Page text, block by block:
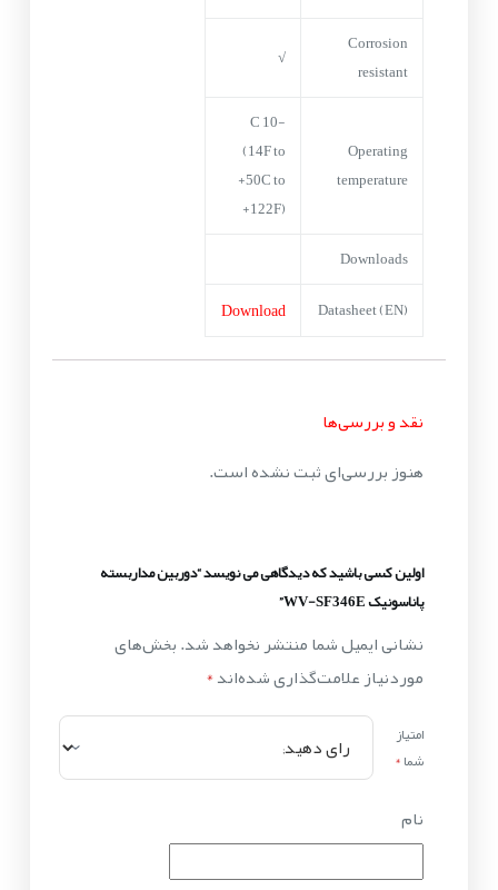
Corrosion
resistant
√
Operating
temperature
-10 C
(14F to
+50C to
+122F)
Downloads
Datasheet (EN)
Download
نقد و بررسی‌ها
هنوز بررسی‌ای ثبت نشده است.
اولین کسی باشید که دیدگاهی می نویسد “دوربین مداربسته
پاناسونیک WV-SF346E”
نشانی ایمیل شما منتشر نخواهد شد.بخش‌های
موردنیاز علامت‌گذاری شده‌اند*
امتیاز
شما*
نام